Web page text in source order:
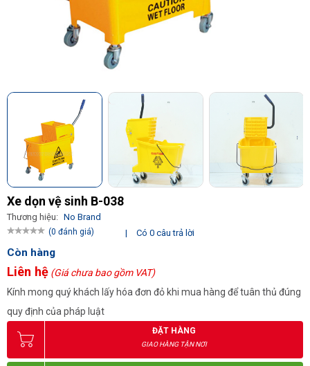
Xe dọn vệ sinh B-038
Thương hiệu: No Brand
(0 đánh giá) | Có 0 câu trả lời
Còn hàng
Liên hệ (Giá chưa bao gồm VAT)
Kính mong quý khách lấy hóa đơn đỏ khi mua hàng để tuân thủ đúng
quy định của pháp luật
ĐẶT HÀNG
GIAO HÀNG TẬN NƠI